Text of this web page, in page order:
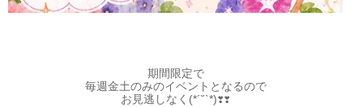
期間限定で
毎週金土のみのイベントとなるので
お見逃しなく(*´˘`*)❣❣